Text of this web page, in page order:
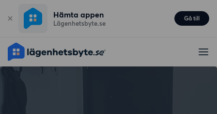
Hämta appen
Lägenhetsbyte.se
Gå till